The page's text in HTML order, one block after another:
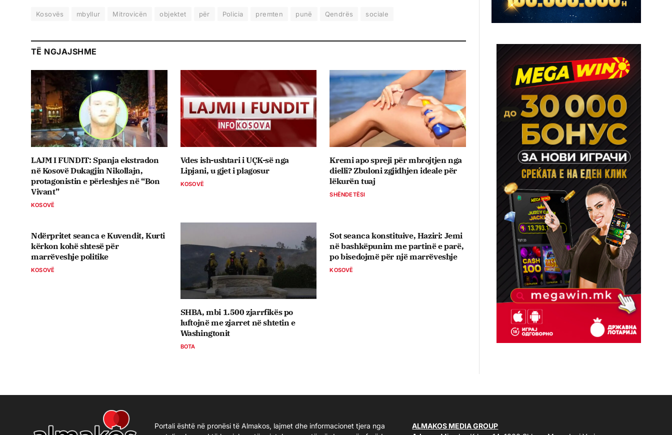
Kosovës mbyllur Mitrovicën objektet për Policia premten punë Qendrës sociale
TË NGJAJSHME
LAJM I FUNDIT: Spanja ekstradon
në Kosovë Dukagjin Nikollajn,
protagonistin e përleshjes në “Bon
Vivant”
KOSOVË
Vdes ish-ushtari i UÇK-së nga
Lipjani, u gjet i plagosur
KOSOVË
Kremi apo spreji për mbrojtjen nga
dielli? Zbuloni zgjidhjen ideale për
lëkurën tuaj
SHËNDETËSI
Ndërpritet seanca e Kuvendit, Kurti
kërkon kohë shtesë për
marrëveshje politike
KOSOVË
SHBA, mbi 1.500 zjarrfikës po
luftojnë me zjarret në shtetin e
Washingtonit
BOTA
Sot seanca konstituive, ​Haziri: Jemi
në bashkëpunim me partinë e parë,
po bisedojmë për një marrëveshje
KOSOVË
Portali është në pronësi të Almakos, lajmet dhe informacionet tjera nga
ALMAKOS MEDIA GROUP